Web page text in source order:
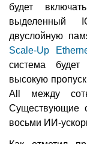
будет
выделенный
двуслойную
Scale-Up
система
высокую
All между
Существующие
восьми ИИ-